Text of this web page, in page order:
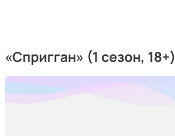
«Спригган» (1 сезон, 18+)